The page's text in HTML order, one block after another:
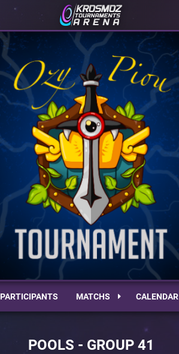
PARTICIPANTS MATCHS CALENDAR
POOLS - GROUP 41